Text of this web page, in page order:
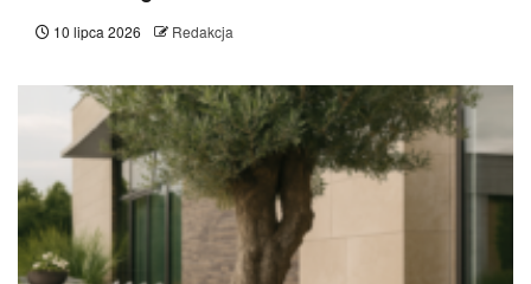
10 lipca 2026 Redakcja